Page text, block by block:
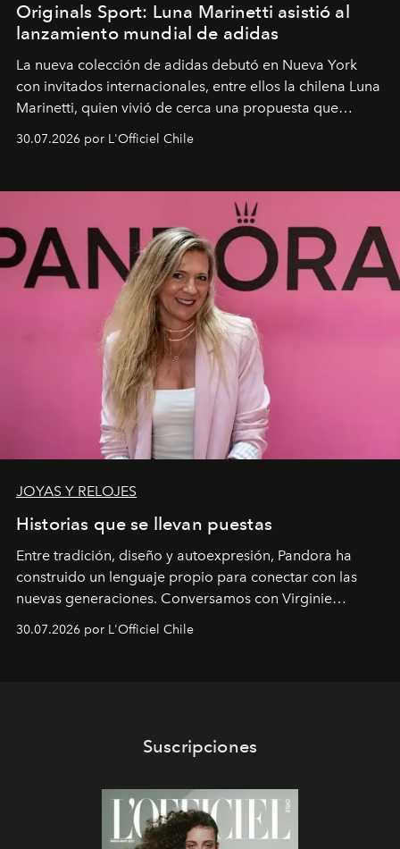
Originals Sport: Luna Marinetti asistió al
lanzamiento mundial de adidas
La nueva colección de adidas debutó en Nueva York
con invitados internacionales, entre ellos la chilena Luna
Marinetti, quien vivió de cerca una propuesta que
fusiona moda y rendimiento.
30.07.2026 por L'Officiel Chile
JOYAS Y RELOJES
Historias que se llevan puestas
Entre tradición, diseño y autoexpresión, Pandora ha
construido un lenguaje propio para conectar con las
nuevas generaciones. Conversamos con Virginie
Dubray, la responsable de marketing para
Latinoamérica, sobre identidad, cultura y el valor
30.07.2026 por L'Officiel Chile
Suscripciones